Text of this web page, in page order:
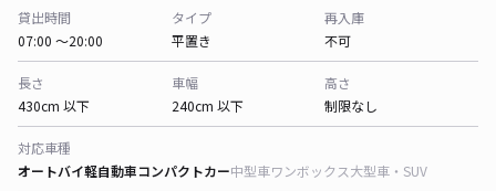
貸出時間
07:00 〜20:00
タイプ
平置き
再入庫
不可
長さ
430cm 以下
車幅
240cm 以下
高さ
制限なし
対応車種
オートバイ軽自動車コンパクトカー中型車ワンボックス大型車・SUV